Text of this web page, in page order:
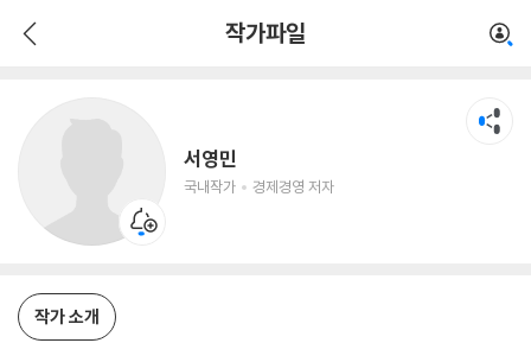
작가파일
서영민
국내작가 경제경영 저자
경제경영 저자
작가 소개